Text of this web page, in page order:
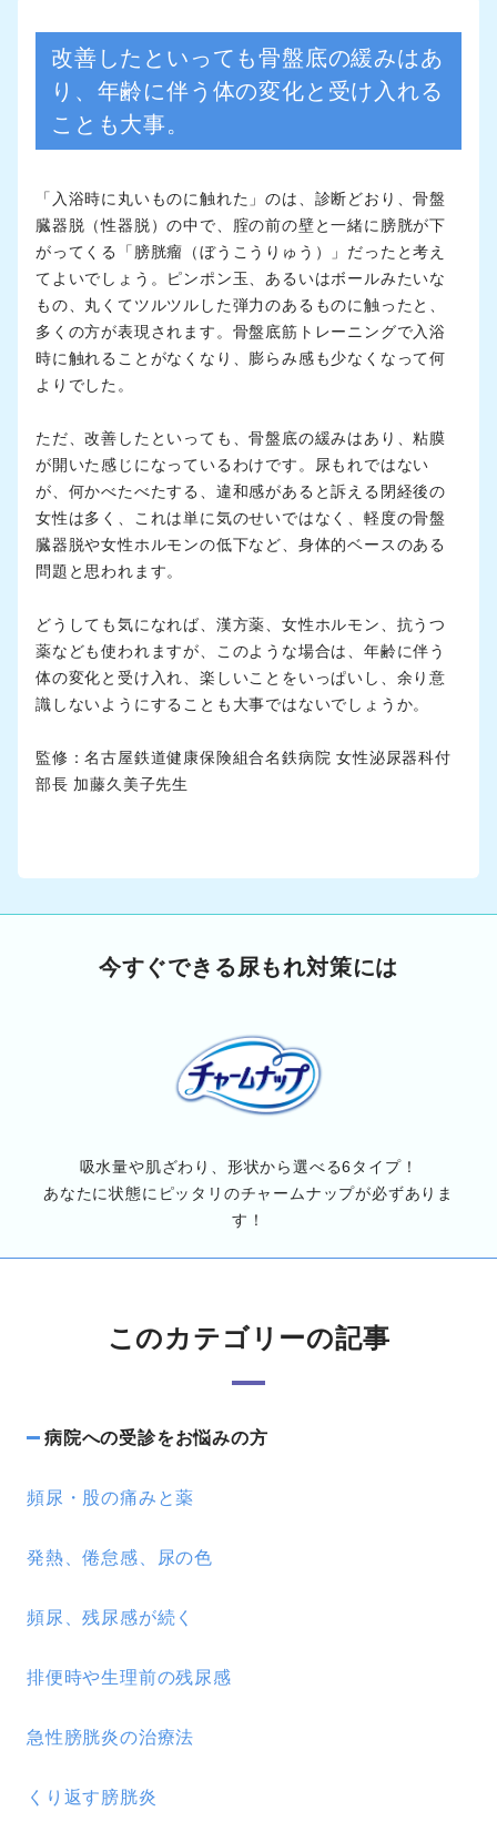
改善したといっても骨盤底の緩みはあ
り、年齢に伴う体の変化と受け入れる
ことも大事。
「入浴時に丸いものに触れた」のは、診断どおり、骨盤
臓器脱（性器脱）の中で、腟の前の壁と一緒に膀胱が下
がってくる「膀胱瘤（ぼうこうりゅう）」だったと考え
てよいでしょう。ピンポン玉、あるいはボールみたいな
もの、丸くてツルツルした弾力のあるものに触ったと、
多くの方が表現されます。骨盤底筋トレーニングで入浴
時に触れることがなくなり、膨らみ感も少なくなって何
よりでした。
ただ、改善したといっても、骨盤底の緩みはあり、粘膜
が開いた感じになっているわけです。尿もれではない
が、何かべたべたする、違和感があると訴える閉経後の
女性は多く、これは単に気のせいではなく、軽度の骨盤
臓器脱や女性ホルモンの低下など、身体的ベースのある
問題と思われます。
どうしても気になれば、漢方薬、女性ホルモン、抗うつ
薬なども使われますが、このような場合は、年齢に伴う
体の変化と受け入れ、楽しいことをいっぱいし、余り意
識しないようにすることも大事ではないでしょうか。
監修：名古屋鉄道健康保険組合名鉄病院 女性泌尿器科付
部長 加藤久美子先生
今すぐできる尿もれ対策には
吸水量や肌ざわり、形状から選べる6タイプ！
あなたに状態にピッタリのチャームナップが必ずありま
す！
このカテゴリーの記事
病院への受診をお悩みの方
頻尿・股の痛みと薬
発熱、倦怠感、尿の色
頻尿、残尿感が続く
排便時や生理前の残尿感
急性膀胱炎の治療法
くり返す膀胱炎